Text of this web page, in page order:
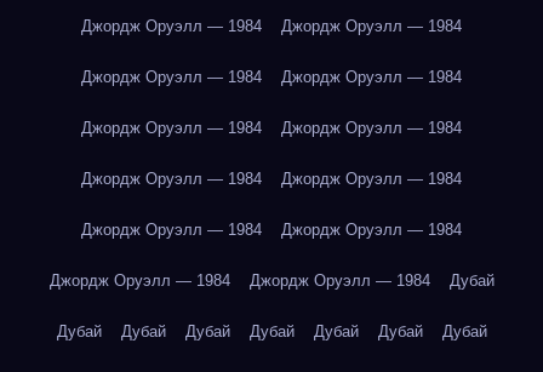
Джордж Оруэлл — 1984 Джордж Оруэлл — 1984
Джордж Оруэлл — 1984 Джордж Оруэлл — 1984
Джордж Оруэлл — 1984 Джордж Оруэлл — 1984
Джордж Оруэлл — 1984 Джордж Оруэлл — 1984
Джордж Оруэлл — 1984 Джордж Оруэлл — 1984
Джордж Оруэлл — 1984 Джордж Оруэлл — 1984 Дубай
Дубай Дубай Дубай Дубай Дубай Дубай Дубай